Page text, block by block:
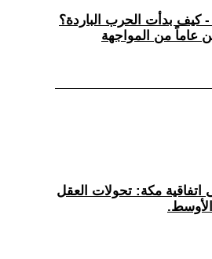
- كيف بدأت الحرب الباردة؟
عاماً من المواجهة
من مرحلة 1979 إلى اتفاقية مكة: تحولات العقل